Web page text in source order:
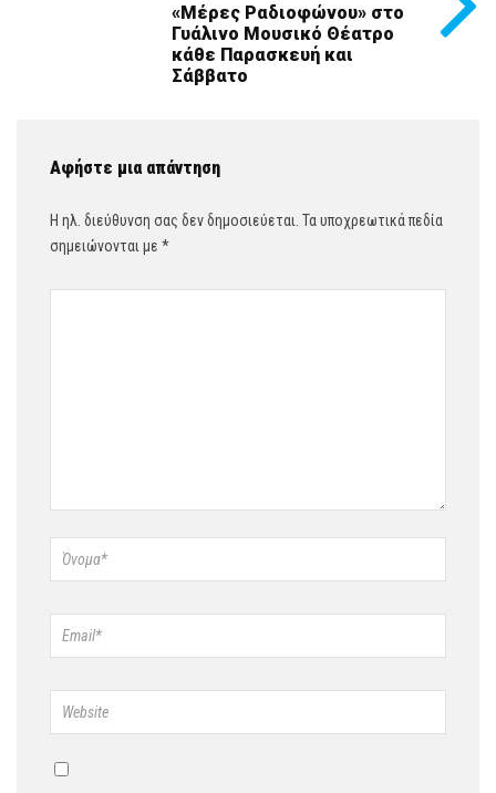
«Μέρες Ραδιοφώνου» στο
Γυάλινο Μουσικό Θέατρο
κάθε Παρασκευή και
Σάββατο
Αφήστε μια απάντηση
Η ηλ. διεύθυνση σας δεν δημοσιεύεται. Τα υποχρεωτικά πεδία
σημειώνονται με *